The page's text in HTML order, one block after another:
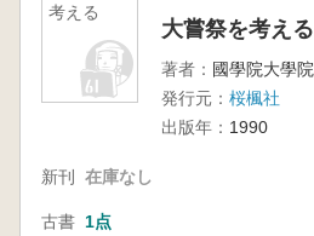
考える
大嘗祭を考える
著者：
発行元： 桜楓社
出版年： 1990
新刊 在庫なし
古書 1点